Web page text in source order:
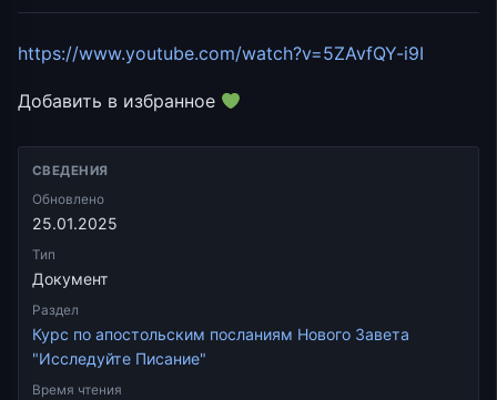
https://www.youtube.com/watch?v=5ZAvfQY-i9I
Добавить в избранное
СВЕДЕНИЯ
Обновлено
25.01.2025
Тип
Документ
Раздел
Курс по апостольским посланиям Нового Завета
"Исследуйте Писание"
Время чтения